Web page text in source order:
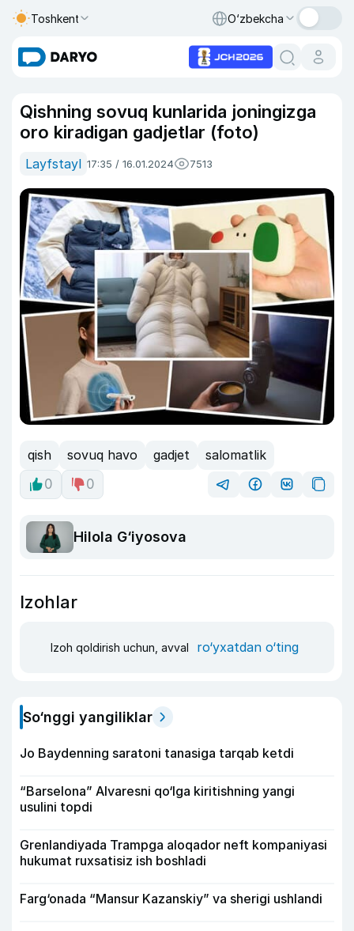
Toshkent O‘zbekcha
Qishning sovuq kunlarida joningizga
oro kiradigan gadjetlar (foto)
Layfstayl 17:35 / 16.01.2024 7513
qish sovuq havo gadjet
salomatlik
0
0
Hilola G‘iyosova
Izohlar
Izoh qoldirish uchun, avval ro‘yxatdan o‘ting
So‘nggi yangiliklar
Jo Baydenning saratoni tanasiga tarqab ketdi
“Barselona” Alvaresni qo‘lga kiritishning yangi
usulini topdi
Grenlandiyada Trampga aloqador neft kompaniyasi
hukumat ruxsatisiz ish boshladi
Farg‘onada “Mansur Kazanskiy” va sherigi ushlandi